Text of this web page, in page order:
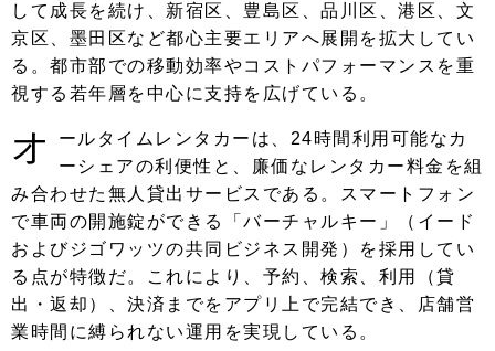
カーメーカー「旧車」関連プロジ
ェクト
コラム
インタビュー
イベント
イベント告知 イベントレポート
して成長を続け、新宿区、豊島区、品川区、港区、文
京区、墨田区など都心主要エリアへ展開を拡大してい
る。都市部での移動効率やコストパフォーマンスを重
視する若年層を中心に支持を広げている。
オ
ールタイムレンタカーは、24時間利用可能なカ
ーシェアの利便性と、廉価なレンタカー料金を組
み合わせた無人貸出サービスである。スマートフォン
で車両の開施錠ができる「バーチャルキー」（イード
およびジゴワッツの共同ビジネス開発）を採用してい
る点が特徴だ。これにより、予約、検索、利用（貸
出・返却）、決済までをアプリ上で完結でき、店舗営
業時間に縛られない運用を実現している。